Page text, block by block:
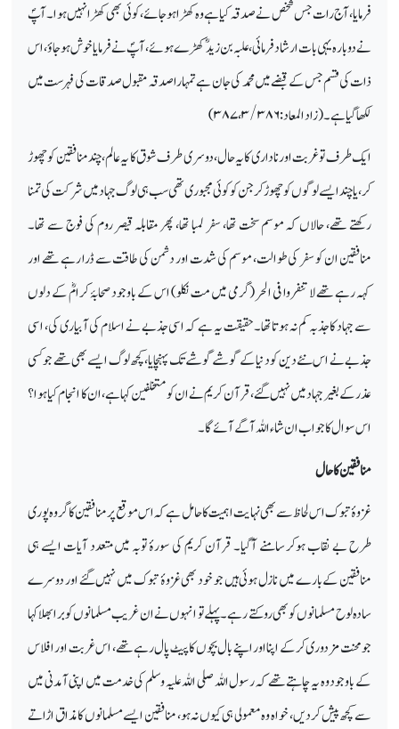
فرمایا، آج رات جس شخص نے صدقہ کیا ہے وہ کھڑا ہوجائے، کوئی بھی کھڑا نہیں ہوا۔ آپؐ
نے دوبارہ یہی بات ارشاد فرمائی، علبہ بن زیدؓ کھڑے ہوئے، آپؐ نے فرمایا خوش ہوجاؤ، اس
ذات کی قسم جس کے قبضے میں محمد کی جان ہے تمہارا صدقہ مقبول صدقات کی فہرست میں
لکھا گیا ہے۔ (زاد المعاد:۳/۳۸۶،۳۸۷)
ایک طرف تو غربت اور ناداری کا یہ حال، دوسری طرف شوق کا یہ عالم، چند منافقین کو چھوڑ
کر، یا چند ایسے لوگوں کو چھوڑ کر جن کو کوئی مجبوری تھی سب ہی لوگ جہاد میں شرکت کی تمنا
رکھتے تھے، حالاں کہ موسم سخت تھا، سفر لمبا تھا، پھر مقابلہ قیصر روم کی فوج سے تھا۔
منافقین ان کو سفر کی طوالت، موسم کی شدت اور دشمن کی طاقت سے ڈرا رہے تھے اور
کہہ رہے تھے لا تنفروا فی الحر (گرمی میں مت نکلو) اس کے باوجود صحابۂ کرامؓ کے دلوں
سے جہاد کا جذبہ کم نہ ہوتاتھا۔ حقیقت یہ ہے کہ اسی جذبے نے اسلام کی آبیاری کی، اسی
جذبے نے اس نئے دین کو دنیا کے گوشے گوشے تک پہنچایا، کچھ لوگ ایسے بھی تھے جو کسی
عذر کے بغیر جہاد میں نہیں گئے، قرآن کریم نے ان کو متخلفین کہا ہے، ان کا انجام کیا ہوا؟
اس سوال کا جواب ان شاء اللہ آگے آئے گا۔
منافقین کا حال
غزوۂ تبوک اس لحاظ سے بھی نہایت اہمیت کا حامل ہے کہ اس موقع پر منافقین کا گروہ پوری
طرح بے نقاب ہوکر سامنے آگیا۔ قرآن کریم کی سورۂ توبہ میں متعدد آیات ایسے ہی
منافقین کے بارے میں نازل ہوئی ہیں جو خود بھی غزوۂ تبوک میں نہیں گئے اور دوسرے
سادہ لوح مسلمانوں کو بھی روکتے رہے۔ پہلے تو انہوں نے ان غریب مسلمانوں کو برا بھلا کہا
جو محنت مزدوری کرکے اپنا اور اپنے بال بچوں کا پیٹ پال رہے تھے، اس غربت اور افلاس
کے باوجود وہ یہ چاہتے تھے کہ رسول اللہ صلی اللہ علیہ وسلم کی خدمت میں اپنی آمدنی میں
سے کچھ پیش کردیں ، خواہ وہ معمولی ہی کیوں نہ ہو، منافقین ایسے مسلمانوں کا مذاق اڑاتے